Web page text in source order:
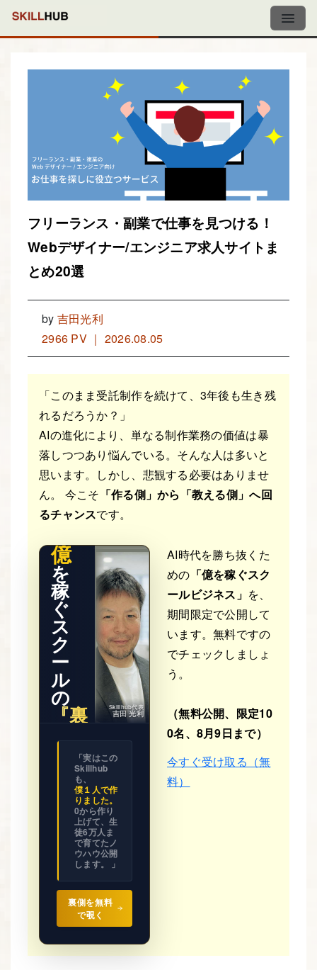
フリーランス・副業で仕事を見つける！
Webデザイナー/エンジニア求人サイトま
とめ20選
by 吉田光利
2966 PV ｜ 2026.08.05
「このまま受託制作を続けて、3年後も生き残
れるだろうか？」
AIの進化により、単なる制作業務の価値は暴
落しつつあり悩んでいる。そんな人は多いと
思います。しかし、悲観する必要はありませ
ん。 今こそ 「作る側」から「教える側」へ回
るチャンスです。
AL STO
億
を
稼
ぐ
ス
ク
ー
ル
の
『裏
ビジネス
の設計図
全て見せ
Skillhub代表
吉田 光利
「実はこの
Skillhub
も、
僕１人で作
りました。
0から作り
上げて、生
徒6万人ま
で育てたノ
ウハウ公開
します。 」
裏側を無料
で覗く
AI時代を勝ち抜くた
めの 「億を稼ぐスク
ールビジネス」 を、
期間限定で公開して
います。無料ですの
でチェックしましょ
う。
（無料公開、限定10
0名、8月9日まで）
今すぐ受け取る（無
料）